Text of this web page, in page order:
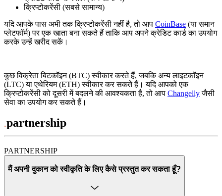
क्रिप्टोकरेंसी (सबसे सामान्य)
यदि आपके पास अभी तक क्रिप्टोकरेंसी नहीं है, तो आप CoinBase (या समान
प्लेटफॉर्म) पर एक खाता बना सकते हैं ताकि आप अपने क्रेडिट कार्ड का उपयोग
करके उन्हें खरीद सकें।
कुछ विक्रेता बिटकॉइन (BTC) स्वीकार करते हैं, जबकि अन्य लाइटकॉइन
(LTC) या एथेरियम (ETH) स्वीकार कर सकते हैं। यदि आपको एक
क्रिप्टोकरेंसी को दूसरी में बदलने की आवश्यकता है, तो आप Changellyजैसी
सेवा का उपयोग कर सकते हैं।
partnership
PARTNERSHIP
मैं अपनी दुकान को स्वीकृति के लिए कैसे प्रस्तुत कर सकता हूँ?